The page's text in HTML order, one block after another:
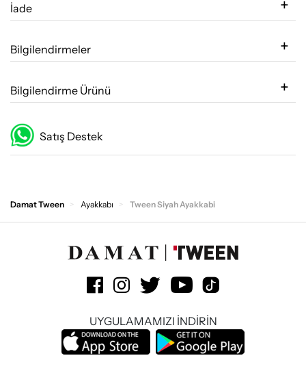
İade
Bilgilendirmeler
Bilgilendirme Ürünü
Satış Destek
Damat Tween Ayakkabı Tween Siyah Ayakkabi
UYGULAMAMIZI İNDİRİN